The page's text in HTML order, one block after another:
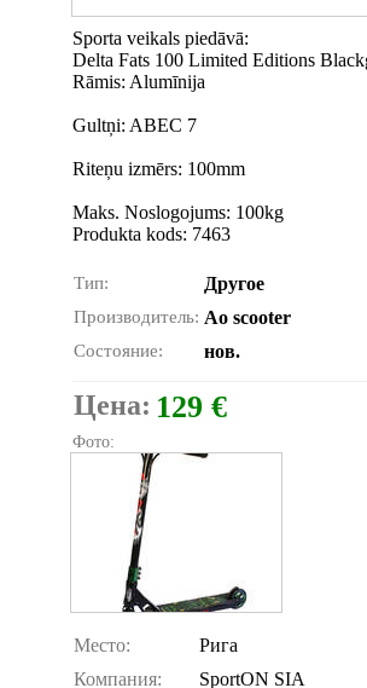
Sporta veikals piedāvā:
Delta Fats 100 Limited Editions
Rāmis: Alumīnija
Gultņi: ABEC 7
Riteņu izmērs: 100mm
Maks. Noslogojums: 100kg
Produkta kods: 7463
Тип: Другое
Производитель: Ao scooter
Состояние: нов.
Цена: 129 €
Фото:
Место:
Рига
Компания:
SportON SIA